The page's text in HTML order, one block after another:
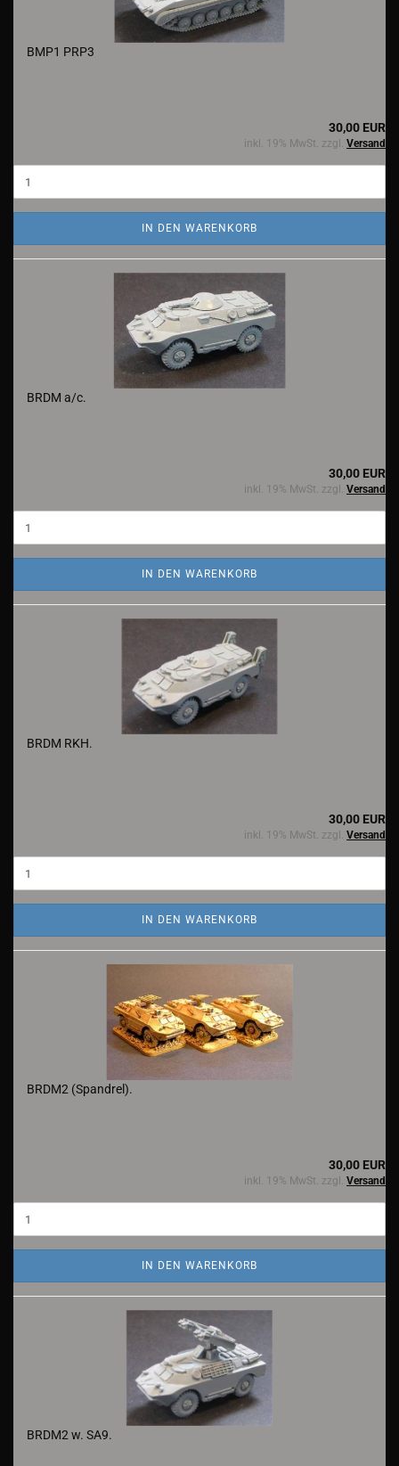
BMP1 PRP3
30,00 EUR
inkl. 19% MwSt. zzgl. Versand
IN DEN WARENKORB
BRDM a/c.
30,00 EUR
inkl. 19% MwSt. zzgl. Versand
IN DEN WARENKORB
BRDM RKH.
30,00 EUR
inkl. 19% MwSt. zzgl. Versand
IN DEN WARENKORB
BRDM2 (Spandrel).
30,00 EUR
inkl. 19% MwSt. zzgl. Versand
IN DEN WARENKORB
BRDM2 w. SA9.